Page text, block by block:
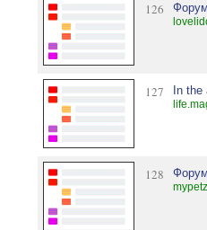
126
127 In the
128